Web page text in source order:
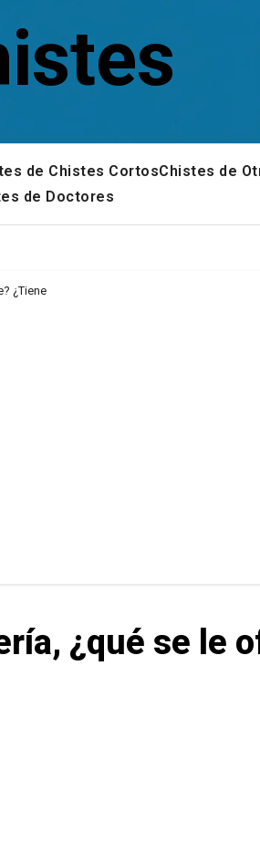
de Chistes CortosChistes de
de Doctores
¿Tiene
¿qué se le